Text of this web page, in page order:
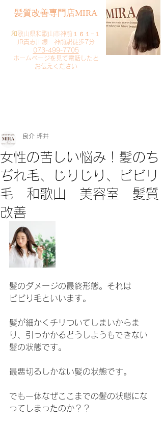
​髪質改善専門店MIRA
​和歌山県和歌山市神前１６１−１
JR貴志川線 神前駅徒歩7分
073-499-7705
​ホームページを見て電話したと
お伝えください
女性の苦しい悩み！髪のち
ぢれ毛、じりじり、ビビリ
毛 和歌山 美容室 髪質
改善
良介 坪井
髪のダメージの最終形態。それは
ビビり毛といいます。
髪が細かくチリついてしまいからま
り、引っかかるどうしようもできない
髪の状態です。
最悪切るしかない髪の状態です。
でも一体なぜここまでの髪の状態にな
ってしまったのか？？